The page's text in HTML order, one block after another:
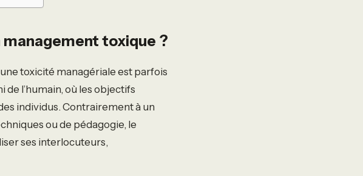
management toxique ?
toxicité managériale est parfois
l’humain, où les objectifs
individus. Contrairement à un
ou de pédagogie, le
ses interlocuteurs,